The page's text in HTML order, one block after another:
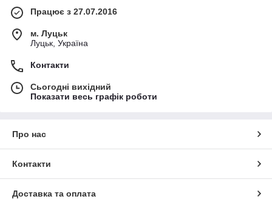
Працює з 27.07.2016
м. Луцьк
Луцьк, Україна
Контакти
Сьогодні вихідний
Показати весь графік роботи
Про нас
Контакти
Доставка та оплата